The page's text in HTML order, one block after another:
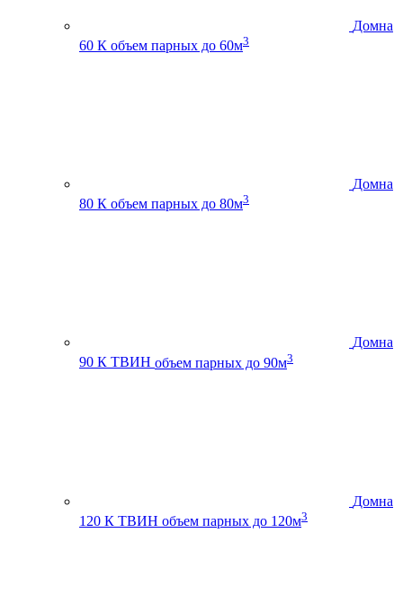
Домна
60 К объем парных до 60м3
Домна
80 К объем парных до 80м3
Домна
90 К ТВИН объем парных до 90м3
Домна
120 К ТВИН объем парных до 120м3